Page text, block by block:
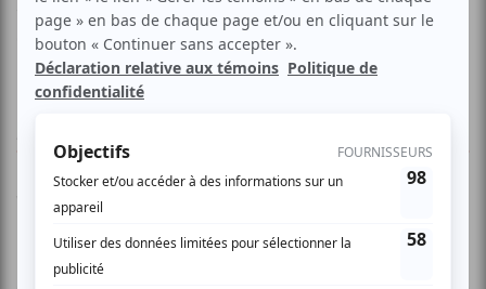
voir un spectacle de qualité à prix plus que raisonnable.
Chaque semaine, un artiste différent vous est présenté.
Vous devez être connecté pour
donner un avis.